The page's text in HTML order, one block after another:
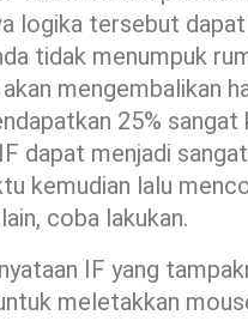
logika tersebut
tidak menumpuk
mengembalikan
25% sangat
dapat menjadi
kemudian lalu
coba lakukan.
IF yang
meletakkan